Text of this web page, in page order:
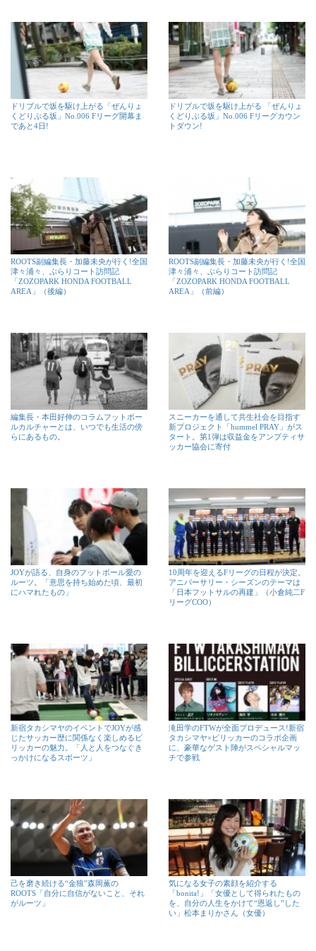
ドリブルで坂を駆け上がる「ぜんりょ
くどりぶる坂」No.006 Fリーグ開幕ま
であと4日!
ドリブルで坂を駆け上がる 「ぜんりょ
くどりぶる坂」No.006 Fリーグカウン
トダウン!
ROOTS副編集長・加藤未央が行く!全国
津々浦々、ぶらりコート訪問記
「ZOZOPARK HONDA FOOTBALL
AREA」（後編）
ROOTS副編集長・加藤未央が行く!全国
津々浦々、ぶらりコート訪問記
「ZOZOPARK HONDA FOOTBALL
AREA」（前編）
編集長・本田好伸のコラムフットボー
ルカルチャーとは、いつでも生活の傍
らにあるもの。
スニーカーを通して共生社会を目指す
新プロジェクト「hummel PRAY」がス
タート。第1弾は収益金をアンプティサ
ッカー協会に寄付
JOYが語る、自身のフットボール愛の
ルーツ。「意思を持ち始めた頃、最初
にハマれたもの」
10周年を迎えるFリーグの日程が決定。
アニバーサリー・シーズンのテーマは
「日本フットサルの再建」（小倉純二F
リーグCOO）
新宿タカシマヤのイベントでJOYが感
じたサッカー歴に関係なく楽しめるビ
リッカーの魅力。「人と人をつなぐき
っかけになるスポーツ」
滝田学のFTWが全面プロデュース!新宿
タカシマヤ×ビリッカーのコラボ企画
に、豪華なゲスト陣がスペシャルマッ
チで参戦
己を磨き続ける“金狼”森岡薫の
ROOTS「自分に自信がないこと、それ
がルーツ」
気になる女子の素顔を紹介する
「bonita!」「女優として得られたもの
を、自分の人生をかけて“恩返し”した
い」松本まりかさん（女優）